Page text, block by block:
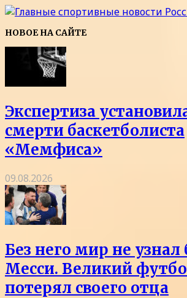
НОВОЕ НА САЙТЕ
Экспертиза
смерти баскетболиста
«Мемфиса»
09.08.2026
Без него мир не узнал
Месси. Великий
потерял своего отца